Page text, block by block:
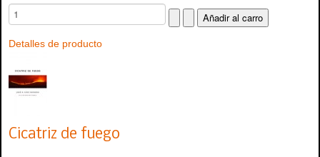
Detalles de producto
Cicatriz de fuego